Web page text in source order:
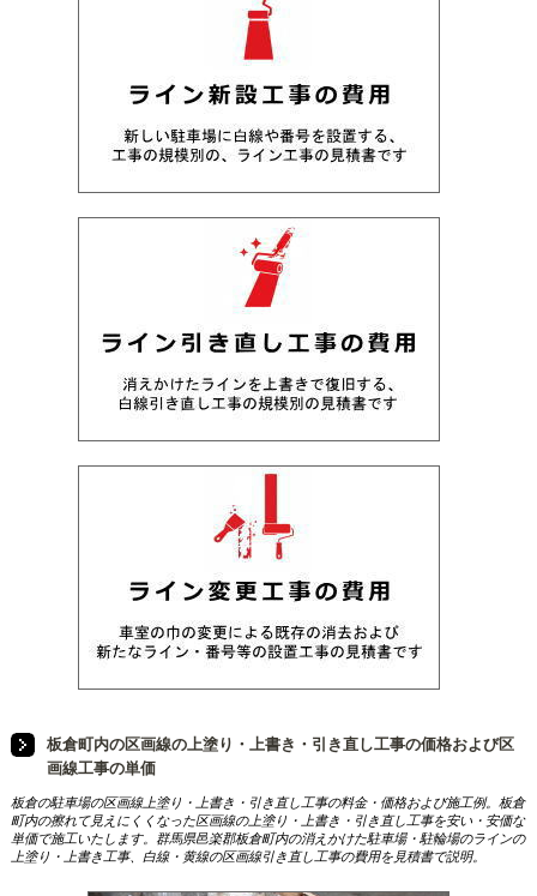
板倉町内の区画線の上塗り・上書き・引き直し工事の価格および区
画線工事の単価
板倉の駐車場の区画線上塗り・上書き・引き直し工事の料金・価格および施工例。板倉
町内の擦れて見えにくくなった区画線の上塗り・上書き・引き直し工事を安い・安価な
単価で施工いたします。群馬県邑楽郡板倉町内の消えかけた駐車場・駐輪場のラインの
上塗り・上書き工事、白線・黄線の区画線引き直し工事の費用を見積書で説明。